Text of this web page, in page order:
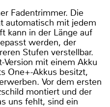
Fadentrimmer. Die
automatisch mit jedem
kann in der Länge auf
werden, der
Stufen verstellbar.
Version mit einem Akku
One+-Akkus besitzt,
Vor dem ersten
montiert und der
uns fehlt, sind ein